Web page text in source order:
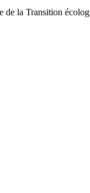
de la Transition